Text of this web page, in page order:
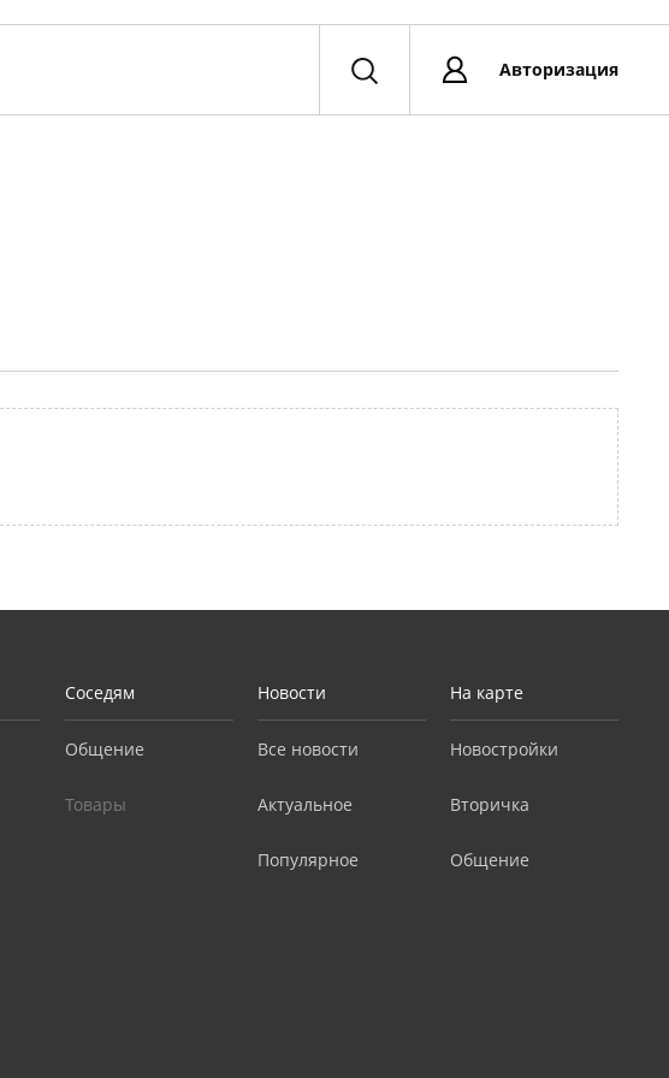
Авторизация
Соседям
Общение
Товары
Новости
Все новости
Актуальное
Популярное
На карте
Новостройки
Вторичка
Общение